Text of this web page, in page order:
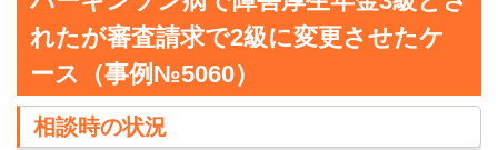
れたが審査請求で2級に変更させたケ
ース（事例№5060）
相談時の状況